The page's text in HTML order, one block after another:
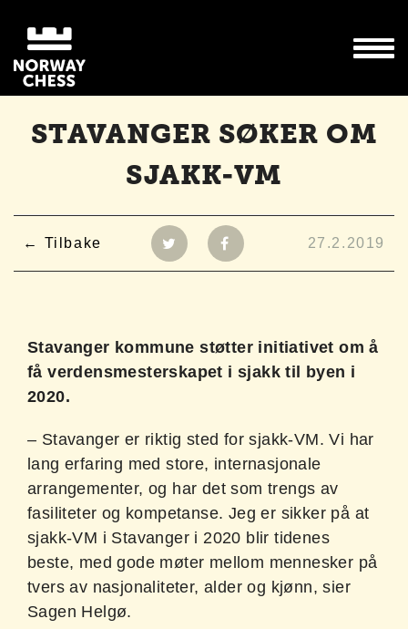
STAVANGER SØKER OM
SJAKK-VM
Tilbake 27.2.2019
Stavanger kommune støtter initiativet om å
få verdensmesterskapet i sjakk til byen i
2020.
– Stavanger er riktig sted for sjakk-VM. Vi har
lang erfaring med store, internasjonale
arrangementer, og har det som trengs av
fasiliteter og kompetanse. Jeg er sikker på at
sjakk-VM i Stavanger i 2020 blir tidenes
beste, med gode møter mellom mennesker på
tvers av nasjonaliteter, alder og kjønn, sier
Sagen Helgø.